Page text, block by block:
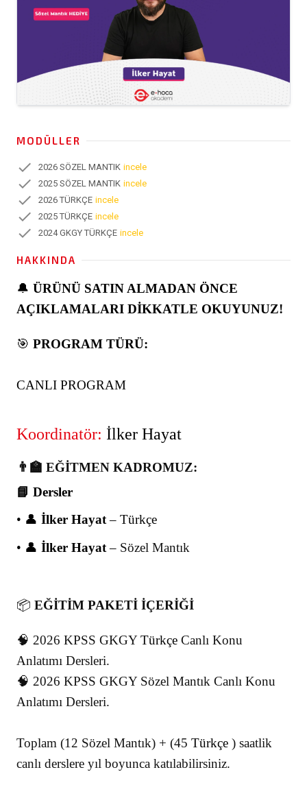
MODÜLLER
check 2026 SÖZEL MANTIK incele
check 2025 SÖZEL MANTIK incele
check 2026 TÜRKÇE incele
check 2025 TÜRKÇE incele
check 2024 GKGY TÜRKÇE incele
HAKKINDA
🔔 ÜRÜNÜ SATIN ALMADAN ÖNCE
AÇIKLAMALARI DİKKATLE OKUYUNUZ!
🎯 PROGRAM TÜRÜ:
CANLI PROGRAM
Koordinatör: İlker Hayat
👨‍🏫 EĞİTMEN KADROMUZ:
📘 Dersler
• 👤 İlker Hayat– Türkçe
• 👤 İlker Hayat– Sözel Mantık
📦 EĞİTİM PAKETİ İÇERİĞİ
🧠 2026 KPSS GKGYTürkçe Canlı Konu
Anlatımı Dersleri.
🧠 2026 KPSS GKGY Sözel Mantık Canlı Konu
Anlatımı Dersleri.
Toplam (12 Sözel Mantık) + (45 Türkçe ) saatlik
canlı derslere yıl boyunca katılabilirsiniz.